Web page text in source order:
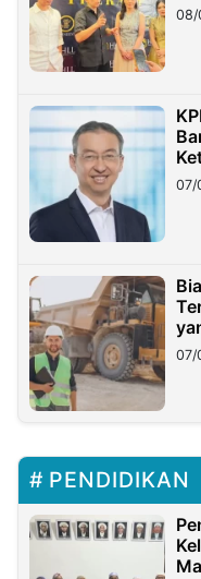
08/
07/
07/
PENDIDIKAN